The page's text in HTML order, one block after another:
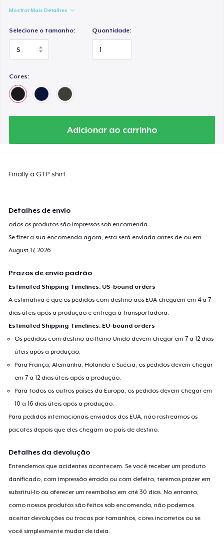
Mostrar Mais Detalhes
Selecione o tamanho: Quantidade:
Cores:
Adicionar ao carrinho
Finally a GTP shirt
Detalhes de envio
odos os produtos são impressos sob encomenda.
Se fizer a sua encomenda agora, esta será enviada antes de ou em
August 17, 2026.
Prazos de envio padrão
Estimated Shipping Timelines: US-bound orders
A estimativa é que os pedidos com destino aos EUA cheguem em 4 a 7
dias úteis após a produção e entrega à transportadora.
Estimated Shipping Timelines: EU-bound orders
Os pedidos com destino ao Reino Unido devem chegar em 7 a 12 dias
úteis após a produção.
Para França, Alemanha, Holanda e Suécia, os pedidos devem chegar
em 7 a 12 dias úteis após a produção.
Para todos os outros países da Europa, os pedidos devem chegar em
10 a 16 dias úteis após a produção.
Para pedidos internacionais enviados dos EUA, não rastreamos os
pacotes depois que eles chegam ao país de destino.
Detalhes da devolução
Entendemos que acidentes acontecem. Se você receber um produto
danificado, com impressão errada ou com defeito, teremos prazer em
substituí-lo ou oferecer um reembolso em até 30 dias. No entanto,
como nossos produtos são feitos sob encomenda, não podemos
aceitar devoluções ou trocas por tamanhos, cores incorretos ou se
você simplesmente mudar de ideia.